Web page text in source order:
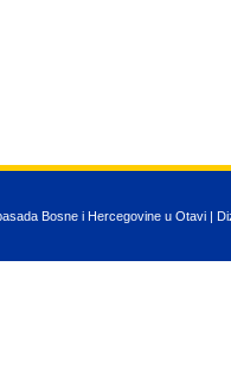
Bosne i Hercegovine u Otavi |